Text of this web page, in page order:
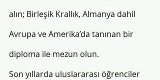
alın; Birleşik Krallık, Almanya dahil
Avrupa ve Amerika’da tanınan bir
diploma ile mezun olun.
Son yıllarda uluslararası öğrenciler